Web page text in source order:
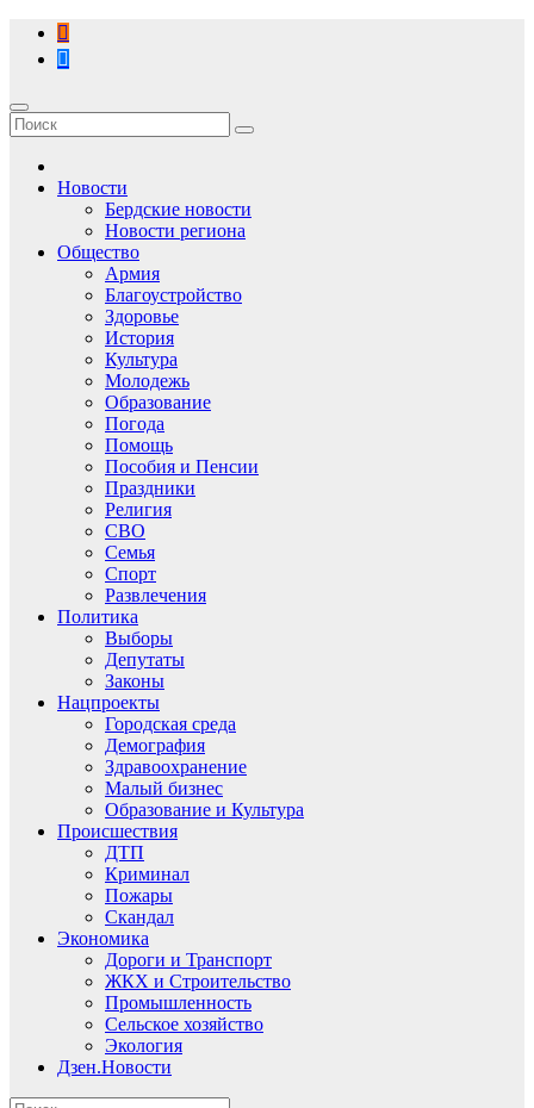
Перейти
содержимому
Новости
Бердские новости
Новости региона
Общество
Армия
Благоустройство
Здоровье
История
Культура
Молодежь
Образование
Погода
Помощь
Пособия и Пенсии
Праздники
Религия
СВО
Семья
Спорт
Развлечения
Политика
Выборы
Депутаты
Законы
Нацпроекты
Городская среда
Демография
Здравоохранение
Малый бизнес
Образование и Культура
Происшествия
ДТП
Криминал
Пожары
Скандал
Экономика
Дороги и Транспорт
ЖКХ и Строительство
Промышленность
Сельское хозяйство
Экология
Дзен.Новости